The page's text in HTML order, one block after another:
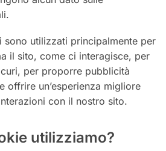
sono utilizzati principalmente per
il sito, come ci interagisce, per
per proporre pubblicità
offrire un’esperienza migliore
con il nostro sito.
utilizziamo?